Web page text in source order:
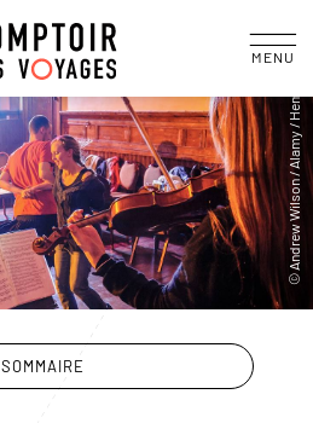
MENU
SOMMAIRE